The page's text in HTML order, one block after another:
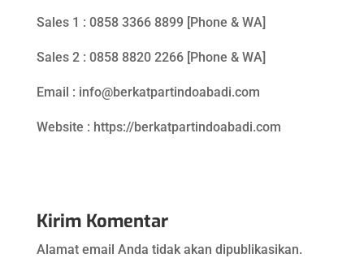
Sales 1 : 0858 3366 8899 [Phone & WA]
Sales 2 : 0858 8820 2266 [Phone & WA]
Email : info@berkatpartindoabadi.com
Website : https://berkatpartindoabadi.com
Kirim Komentar
Alamat email Anda tidak akan dipublikasikan.